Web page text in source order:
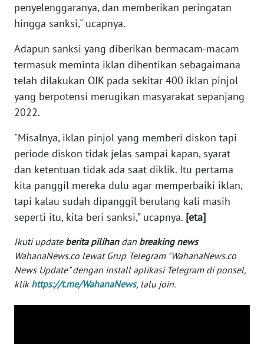
penyelenggaranya, dan memberikan peringatan
hingga sanksi," ucapnya.
Adapun sanksi yang diberikan bermacam-macam
termasuk meminta iklan dihentikan sebagaimana
telah dilakukan OJK pada sekitar 400 iklan pinjol
yang berpotensi merugikan masyarakat sepanjang
2022.
"Misalnya, iklan pinjol yang memberi diskon tapi
periode diskon tidak jelas sampai kapan, syarat
dan ketentuan tidak ada saat diklik. Itu pertama
kita panggil mereka dulu agar memperbaiki iklan,
tapi kalau sudah dipanggil berulang kali masih
seperti itu, kita beri sanksi,” ucapnya. [eta]
Ikuti update berita pilihandan breaking news
WahanaNews.co lewat Grup Telegram "WahanaNews.co
News Update" dengan install aplikasi Telegram di ponsel,
klik https://t.me/WahanaNews, lalu join.
KEPRI
PAPUA
WN
PAPUA
BARAT
WN
RIAU
WN
SERAMBI
JAMBI
WN
SULTRA